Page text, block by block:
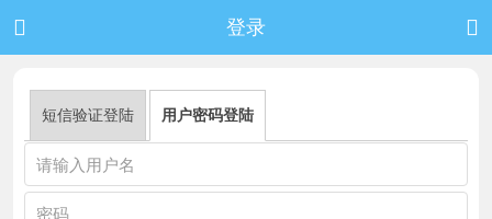
 登录 
短信验证登陆 用户密码登陆